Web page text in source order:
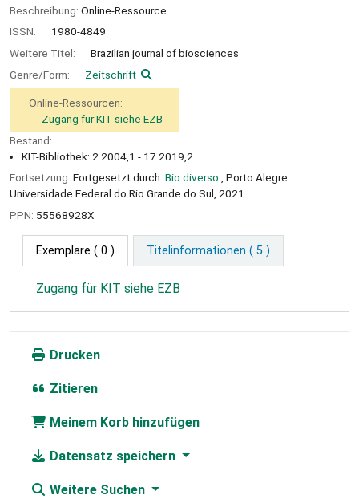
Beschreibung: Online-Ressource
ISSN:
1980-4849
Weitere Titel:
Brazilian journal of biosciences
Genre/Form:
Zeitschrift
Online-Ressourcen:
Zugang für KIT siehe EZB
Bestand:
KIT-Bibliothek: 2.2004,1 - 17.2019,2
Fortsetzung: Fortgesetzt durch: Bio diverso., Porto Alegre :
Universidade Federal do Rio Grande do Sul, 2021.
PPN: 55568928X
Exemplare ( 0 ) Titelinformationen ( 5 )
Zugang für KIT siehe EZB
Drucken
Zitieren
Meinem Korb hinzufügen
Datensatz speichern
Weitere Suchen